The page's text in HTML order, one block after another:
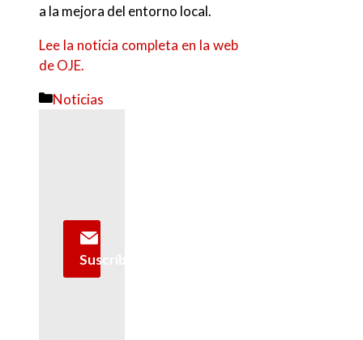
a la mejora del entorno local.
Lee la noticia completa en la web
de OJE.
Categorías
Noticias
Suscríbete